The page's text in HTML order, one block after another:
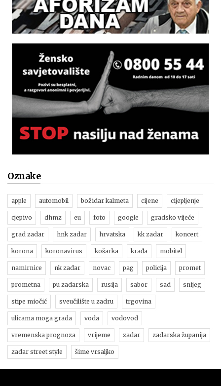
Oznake
apple automobil božidar kalmeta cijene cijepljenje
cjepivo dhmz eu foto google gradsko vijeće
grad zadar hnk zadar hrvatska kk zadar koncert
korona koronavirus košarka krađa mobitel
namirnice nk zadar novac pag policija promet
prometna pu zadarska rusija sabor sad snijeg
stipe miočić sveučilište u zadru trgovina
ulicama moga grada voda vodovod
vremenska prognoza vrijeme zadar zadarska županija
zadar street style šime vrsaljko